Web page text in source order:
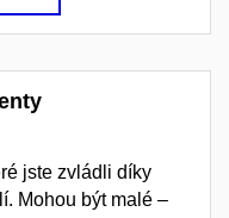
jste zvládli díky
Mohou být malé –